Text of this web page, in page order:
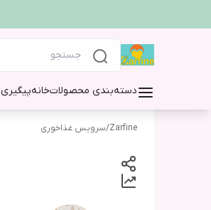
دسته‌بندی محصولاتخانه
Zarfine
/سرویس غذاخوری